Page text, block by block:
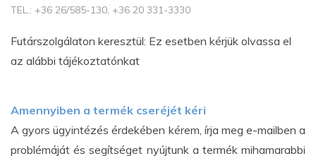
TEL.: +36 26/585-130, +36 20 331-3330
Futárszolgálaton keresztül: Ez esetben kérjük olvassa el
az alábbi tájékoztatónkat
Amennyiben a termék cseréjét kéri
A gyors ügyintézés érdekében kérem, írja meg e-mailben a
problémáját és segítséget nyújtunk a termék mihamarabbi